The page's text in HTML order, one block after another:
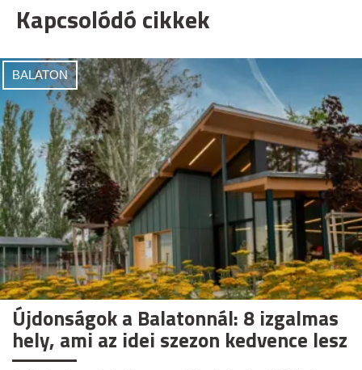
Kapcsolódó cikkek
BALATON
Újdonságok a Balatonnál: 8 izgalmas
hely, ami az idei szezon kedvence lesz